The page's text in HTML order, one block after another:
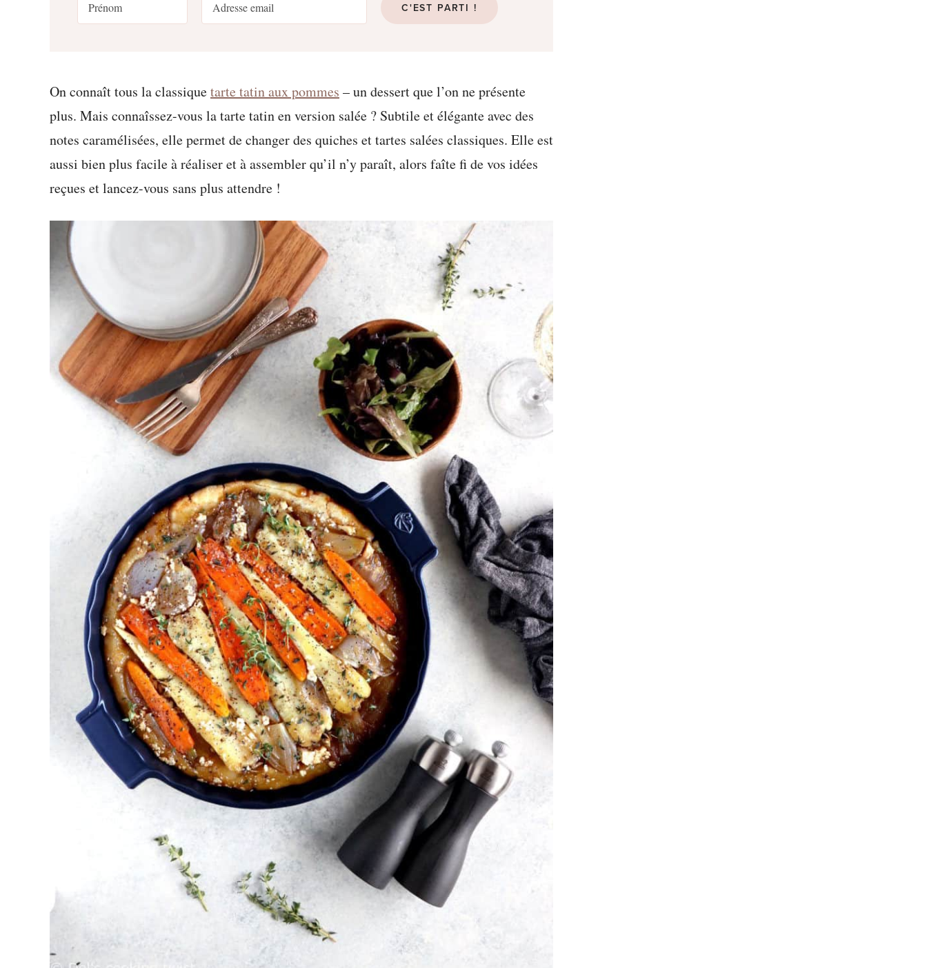
C'EST PARTI !
On connaît tous la classiquetarte tatin aux pommes – un dessert que l’on ne présente
plus. Mais connaîssez-vous la tarte tatin en version salée ? Subtile et élégante avec des
notes caramélisées, elle permet de changer des quiches et tartes salées classiques. Elle est
aussi bien plus facile à réaliser et à assembler qu’il n’y paraît, alors faîte fi de vos idées
reçues et lancez-vous sans plus attendre !